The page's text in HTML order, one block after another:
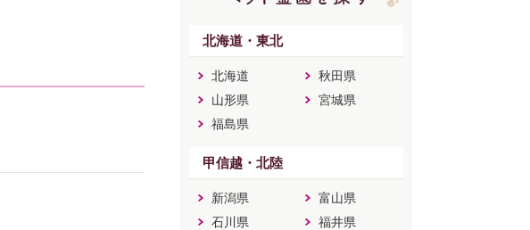
北海道・東北
北海道
秋田県
山形県
宮城県
福島県
甲信越・北陸
新潟県
富山県
石川県
福井県